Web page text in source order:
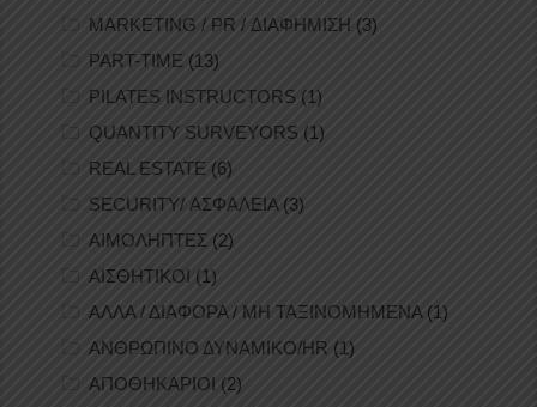
MARKETING / PR / ΔΙΑΦΗΜΙΣΗ (3)
PART-TIME (13)
PILATES INSTRUCTORS (1)
QUANTITY SURVEYORS (1)
REAL ESTATE (6)
SECURITY/ ΑΣΦΑΛΕΙΑ(3)
ΑΙΜΟΛΗΠΤΕΣ (2)
ΑΙΣΘΗΤΙΚΟΙ (1)
ΑΛΛΑ / ΔΙΑΦΟΡΑ / ΜΗ ΤΑΞΙΝΟΜΗΜΕΝΑ(1)
ΑΝΘΡΩΠΙΝΟ ΔΥΝΑΜΙΚΟ/HR (1)
ΑΠΟΘΗΚΑΡΙΟΙ (2)